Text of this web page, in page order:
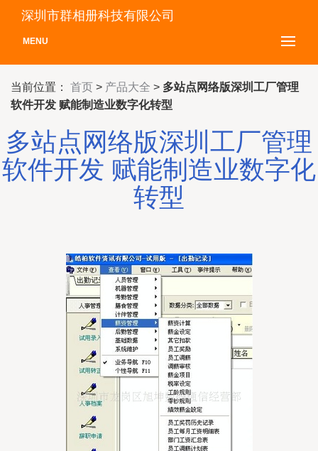
深圳市群相册科技有限公司
MENU
当前位置： 首页 > 产品大全 > 多站点网络版深圳工厂管理
软件开发 赋能制造业数字化转型
多站点网络版深圳工厂管理
软件开发 赋能制造业数字化
转型